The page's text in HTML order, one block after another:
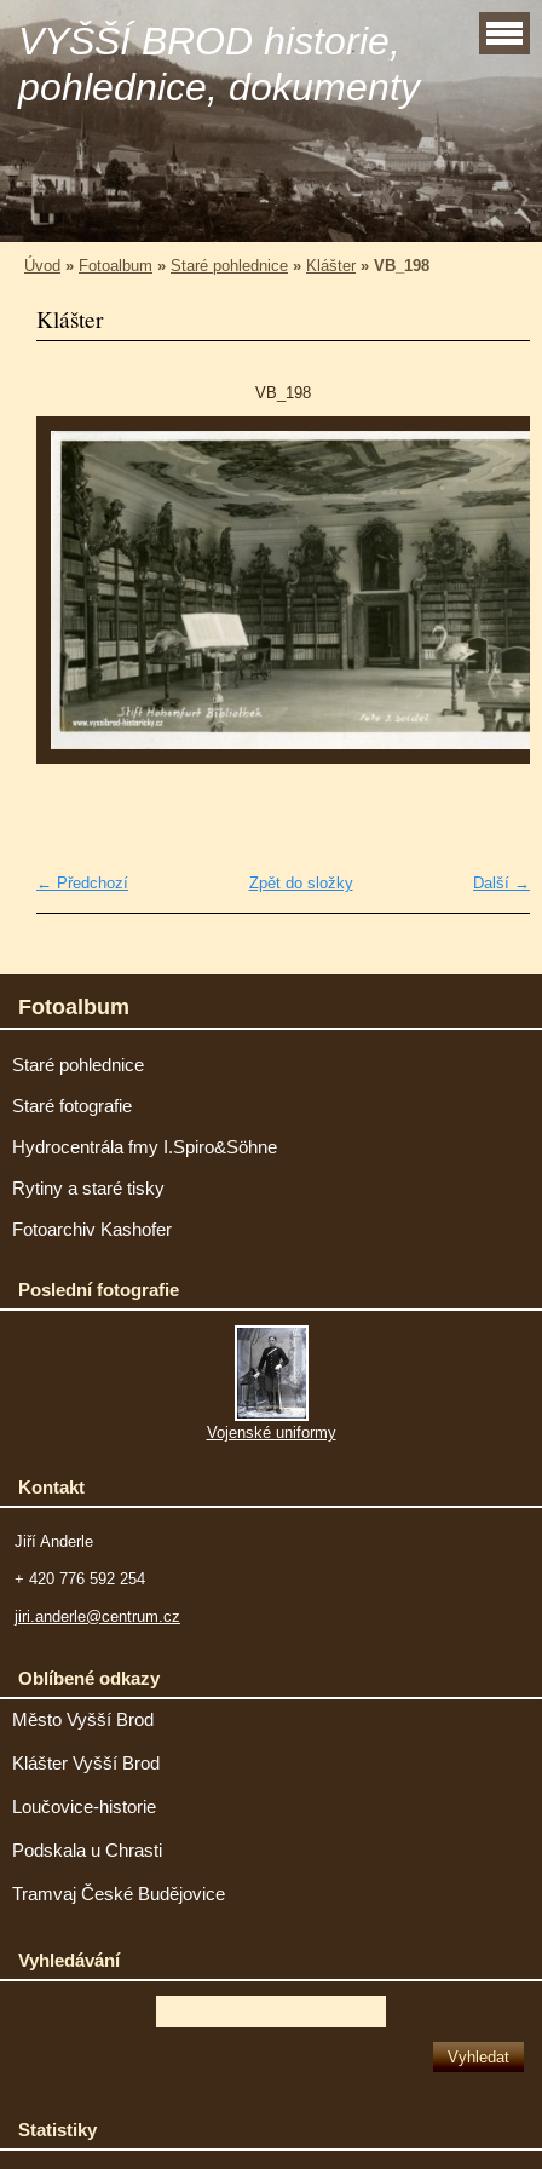
VYŠŠÍ BROD historie,
pohlednice, dokumenty
Úvod » Fotoalbum » Staré pohlednice » Klášter » VB_198
Klášter
VB_198
← Předchozí Další →
Zpět do složky
Fotoalbum
Staré pohlednice
Staré fotografie
Hydrocentrála fmy I.Spiro&Söhne
Rytiny a staré tisky
Fotoarchiv Kashofer
Poslední fotografie
Vojenské uniformy
Kontakt
Jiří Anderle
+ 420 776 592 254
jiri.anderle@centrum.cz
Oblíbené odkazy
Město Vyšší Brod
Klášter Vyšší Brod
Loučovice-historie
Podskala u Chrasti
Tramvaj České Budějovice
Vyhledávání
Statistiky